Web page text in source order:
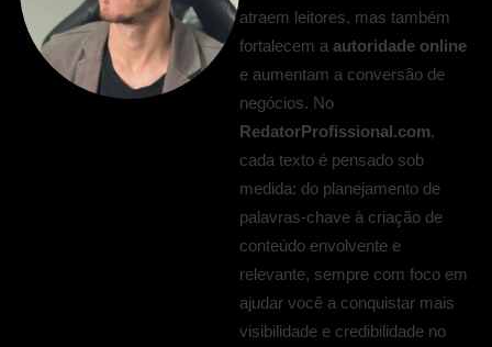
atraem leitores, mas também
fortalecem aautoridade online
e aumentam a conversão de
negócios. No
RedatorProfissional.com,
cada texto é pensado sob
medida: do planejamento de
palavras-chave à criação de
conteúdo envolvente e
relevante, sempre com foco em
ajudar você a conquistar mais
visibilidade e credibilidade no